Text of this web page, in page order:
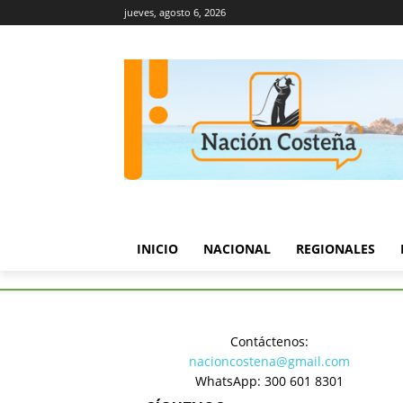
jueves, agosto 6, 2026
INICIO NACIONAL REGIONALES
Deportes
Contáctenos:
nacioncostena@gmail.com
WhatsApp: 300 601 8301